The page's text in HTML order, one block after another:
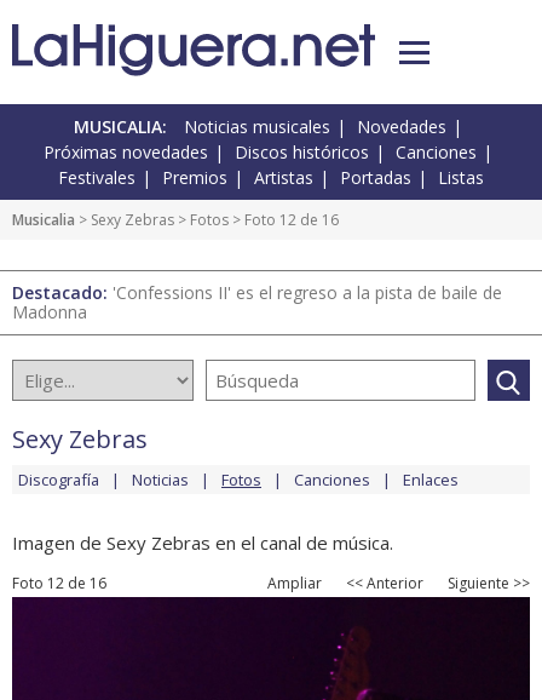
MUSICALIA: Noticias musicales
Novedades
Próximas novedades
Discos históricos
Canciones
Festivales
Premios Artistas Portadas Listas
Musicalia > Sexy Zebras > Fotos > Foto 12 de 16
Destacado: 'Confessions II' es el regreso a la pista de baile de
Madonna
Sexy Zebras
Discografía Noticias Fotos Canciones Enlaces
Imagen de Sexy Zebras en el canal de música.
Foto 12 de 16 Ampliar << Anterior Siguiente >>